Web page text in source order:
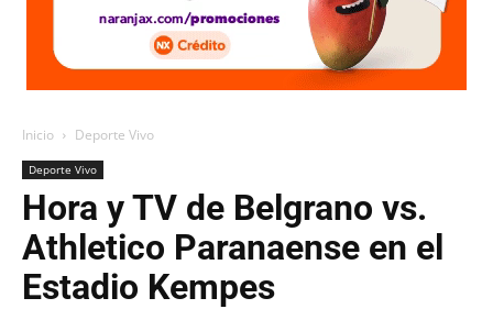
Inicio Deporte Vivo
Deporte Vivo
Hora y TV de Belgrano vs.
Athletico Paranaense en el
Estadio Kempes